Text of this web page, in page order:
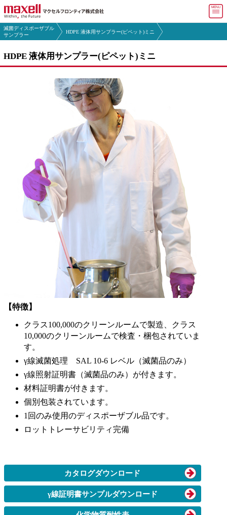
マ
マクセルフロンティア トップ
会社情報
ご質問(FAQ)
滅菌ディスポーザブル
サンプラー
HDPE 液体用サンプラー(ピペット)ミニ
HDPE 液体用サンプラー(ピペット)ミニ
【特徴】
クラス100,000のクリーンルームで製造、クラス
10,000のクリーンルームで検査・梱包されていま
す。
γ線滅菌処理 SAL 10-6 レベル（滅菌品のみ）
γ線照射証明書（滅菌品のみ）が付きます。
材料証明書が付きます。
個別包装されています。
1回のみ使用のディスポーザブル品です。
ロットトレーサビリティ完備
カタログダウンロード
γ線証明書サンプルダウンロード